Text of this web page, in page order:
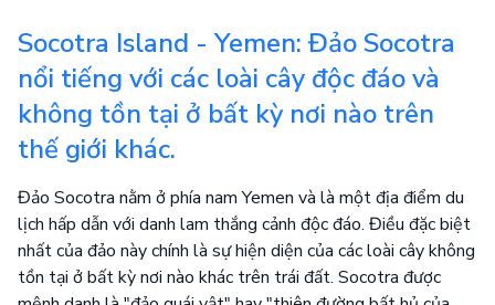
Socotra Island - Yemen: Đảo Socotra
nổi tiếng với các loài cây độc đáo và
không tồn tại ở bất kỳ nơi nào trên
thế giới khác.
Đảo Socotra nằm ở phía nam Yemen và là một địa điểm du
lịch hấp dẫn với danh lam thắng cảnh độc đáo. Điều đặc biệt
nhất của đảo này chính là sự hiện diện của các loài cây không
tồn tại ở bất kỳ nơi nào khác trên trái đất. Socotra được